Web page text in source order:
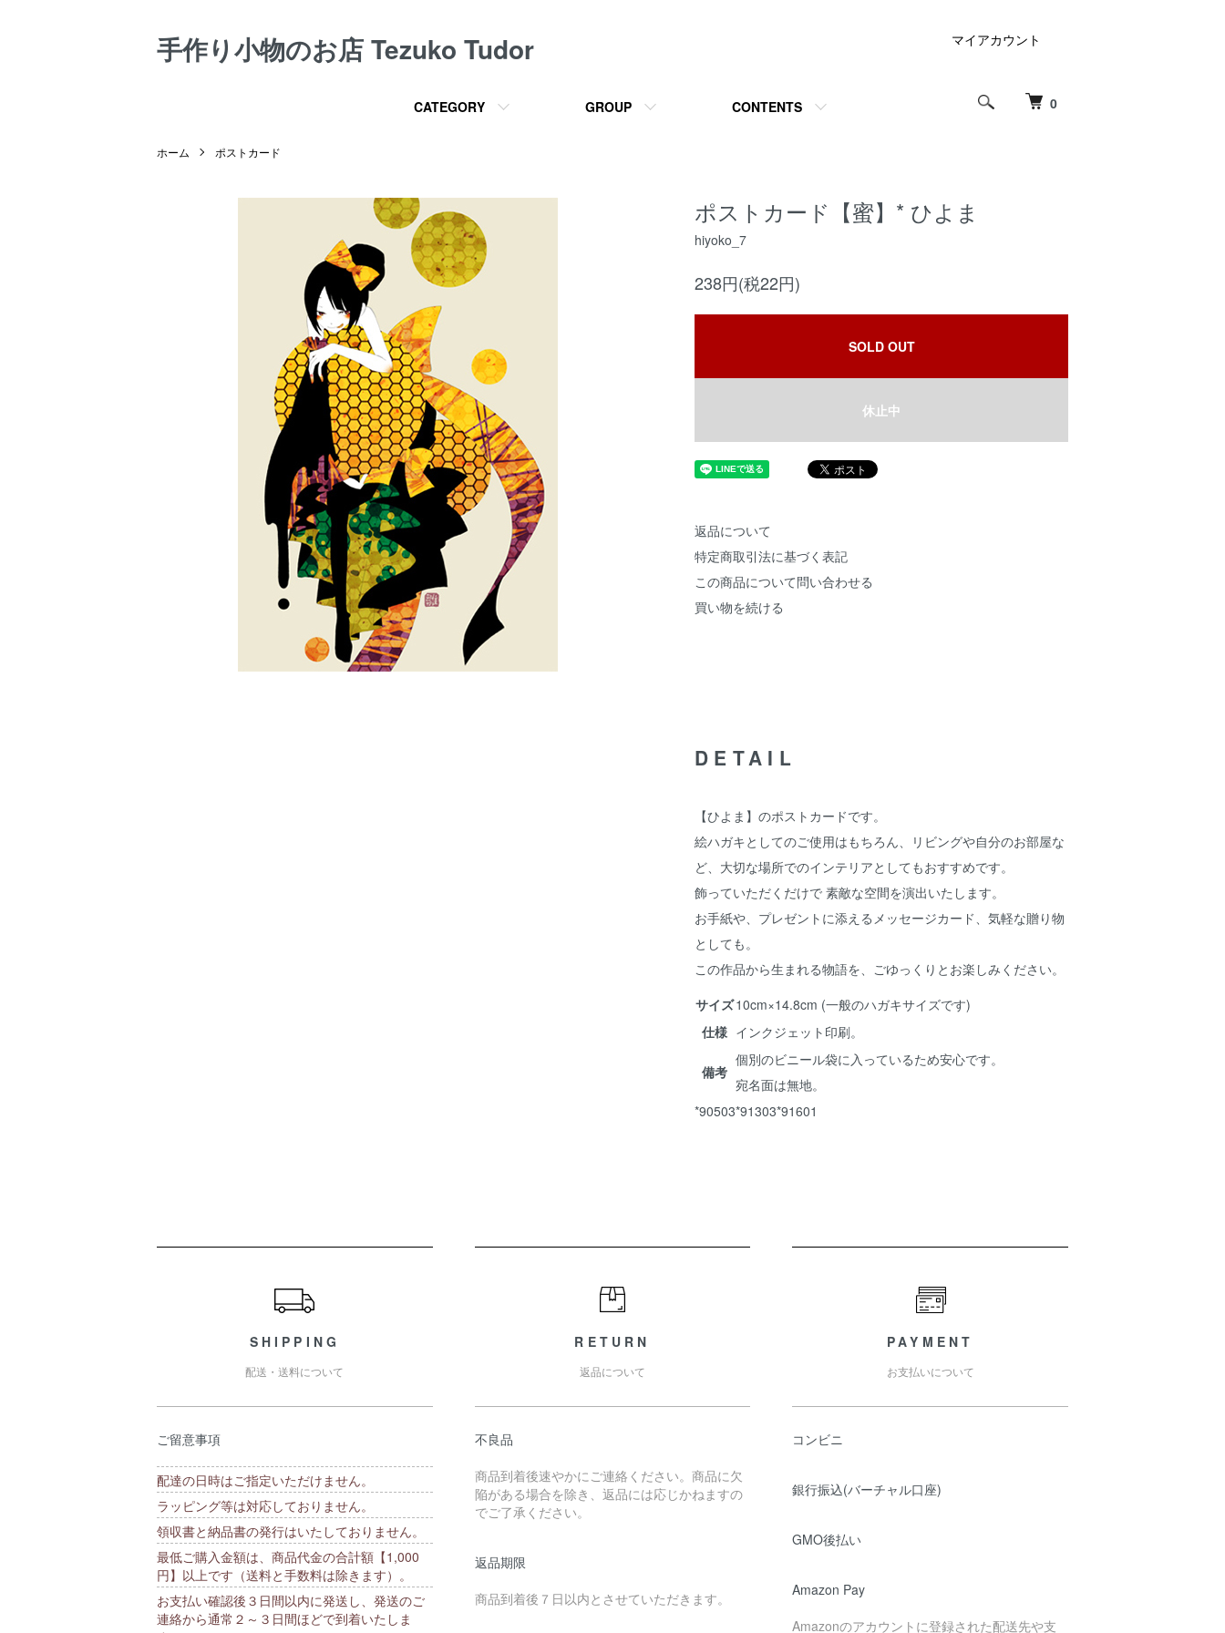
手作り小物のお店 Tezuko Tudor
0
CATEGORY GROUP CONTENTS
マイアカウント
ホーム ポストカード
ポストカード【蜜】* ひよま
hiyoko_7
238円(税22円)
SOLD OUT
休止中
返品について
特定商取引法に基づく表記
この商品について問い合わせる
買い物を続ける
DETAIL
【ひよま】のポストカードです。
絵ハガキとしてのご使用はもちろん、リビングや自分のお部屋な
ど、大切な場所でのインテリアとしてもおすすめです。
飾っていただくだけで 素敵な空間を演出いたします。
お手紙や、プレゼントに添えるメッセージカード、気軽な贈り物
としても。
この作品から生まれる物語を、ごゆっくりとお楽しみください。
サイズ10cm×14.8cm (一般のハガキサイズです)
仕様 インクジェット印刷。
備考
個別のビニール袋に入っているため安心です。
宛名面は無地。
*90503*91303*91601
SHIPPING
配送・送料について
ご留意事項
配達の日時はご指定いただけません。
ラッピング等は対応しておりません。
領収書と納品書の発行はいたしておりません。
最低ご購入金額は、商品代金の合計額【1,000
円】以上です（送料と手数料は除きます）。
お支払い確認後３日間以内に発送し、発送のご
連絡から通常２～３日間ほどで到着いたしま
RETURN
返品について
不良品
商品到着後速やかにご連絡ください。商品に欠
陥がある場合を除き、返品には応じかねますの
でご了承ください。
返品期限
商品到着後７日以内とさせていただきます。
PAYMENT
お支払いについて
コンビニ
銀行振込(バーチャル口座)
GMO後払い
Amazon Pay
Amazonのアカウントに登録された配送先や支